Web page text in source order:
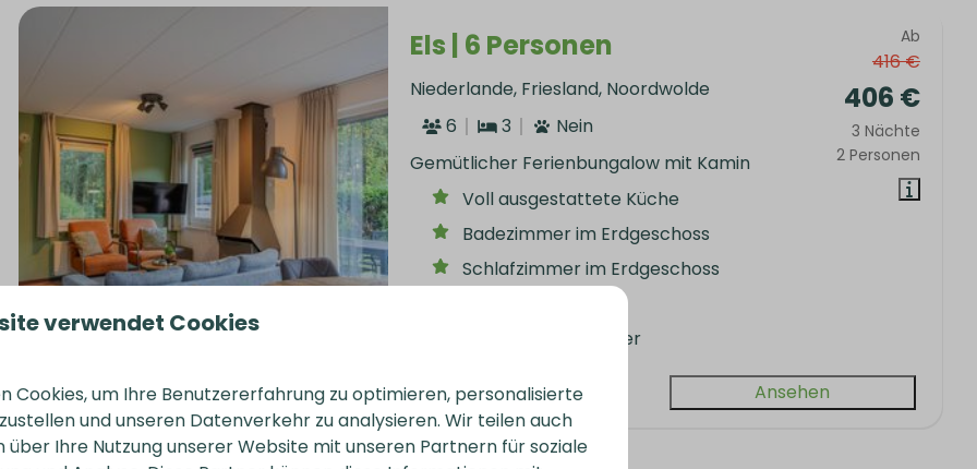
8,6
Ab
416 €
406 €
3 Nächte
2 Personen
Els | 6 Personen
Niederlande, Friesland, Noordwolde
6
3
Nein
Gemütlicher Ferienbungalow mit Kamin
Voll ausgestattete Küche
Badezimmer im Erdgeschoss
Schlafzimmer im Erdgeschoss
Insektenschutzgitter
Ansehen
verwendet Cookies
Cookies, um Ihre Benutzererfahrung zu optimieren, personalisierte
und unseren Datenverkehr zu analysieren. Wir teilen auch
Ihre Nutzung unserer Website mit unseren Partnern für soziale